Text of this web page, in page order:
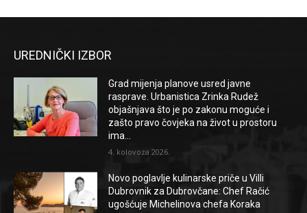
UREDNIČKI IZBOR
Grad mijenja planove usred javne
rasprave. Urbanistica Zrinka Rudež
objašnjava što je po zakonu moguće i
zašto pravo čovjeka na život u prostoru
ima...
4. kolovoza 2026.
Novo poglavlje kulinarske priče u Villi
Dubrovnik za Dubrovčane: Chef Račić
ugošćuje Michelinova chefa Koraka